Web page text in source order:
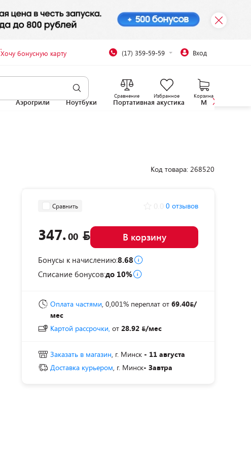
Хочу бонусную карту (17) 359-59-59 Вход
Сравнение Избранное Корзина
Аэрогрили Ноутбуки Портативная акустика
Код товара: 268520
Сравнить 0 отзывов
347.00 В корзину
Бонусы к начислению:8.68
Списание бонусов:до 10%
Оплата частями, 0,001% переплат от 69.40 /
мес
Картой рассрочки, от 28.92 /мес
Заказать в магазин, г. Минск - 11 августа
Доставка курьером, г. Минск- Завтра